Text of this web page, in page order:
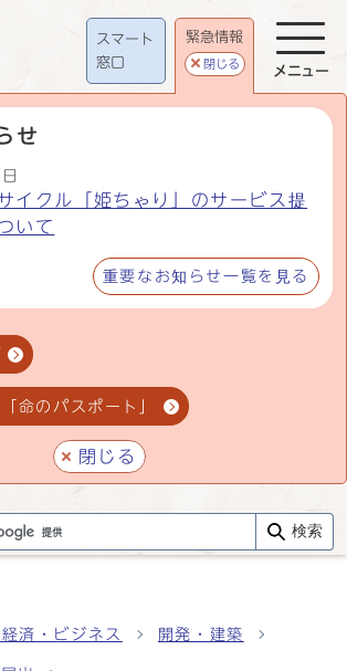
スマート
窓口
緊急情報
閉じる
せ
イクル「姫ちゃり」のサービス提
いて
重要なお知らせ一覧を見る
命のパスポート」
閉じる
メニュー
検索
済・ビジネス 開発・建築